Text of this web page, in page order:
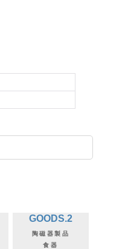
GOODS.2
陶磁器製品
食器